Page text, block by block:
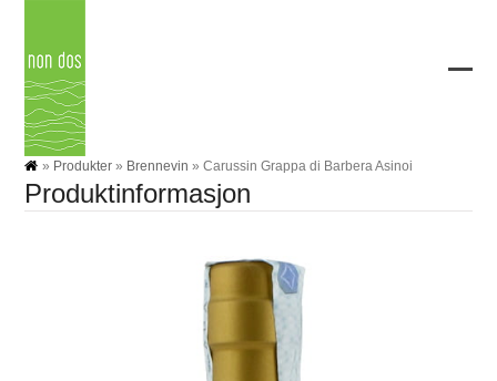
content
» Produkter » Brennevin »Carussin Grappa di Barbera Asinoi
Produktinformasjon